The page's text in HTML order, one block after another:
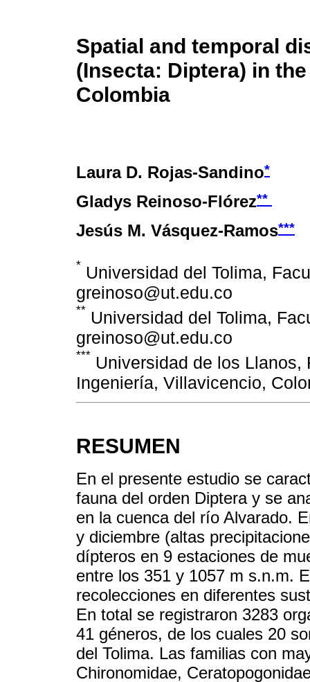
Spatial and temporal
(Insecta: Diptera) in
Colombia
Laura D. Rojas-Sandino*
Gladys Reinoso-Flórez**
Jesús M. Vásquez-Ramos***
* Universidad del Tolima,
greinoso@ut.edu.co
** Universidad del Tolima,
greinoso@ut.edu.co
*** Universidad de los
Ingeniería, Villavicencio,
RESUMEN
En el presente estudio se
fauna del orden Diptera y se
en la cuenca del río Alvarado.
y diciembre (altas
dípteros en 9 estaciones de
entre los 351 y 1057 m s.n.m.
recolecciones en diferentes
En total se registraron 3283
41 géneros, de los cuales 20
del Tolima. Las familias con
Chironomidae,